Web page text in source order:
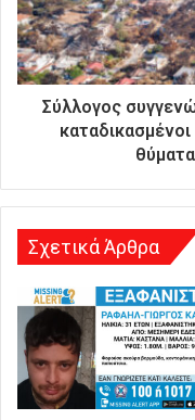
ς
δ
ι
ε
σ
Σύλλογος
Σχετικά Άρθρα